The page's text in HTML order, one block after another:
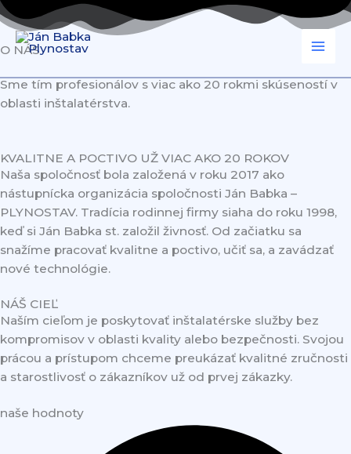
Preskočiť
na
obsah
O NÁS
Sme tím profesionálov s viac ako 20 rokmi skúseností v
oblasti inštalatérstva.
KVALITNE A POCTIVO UŽ VIAC AKO 20 ROKOV
Naša spoločnosť bola založená v roku 2017 ako
nástupnícka organizácia spoločnosti Ján Babka –
PLYNOSTAV. Tradícia rodinnej firmy siaha do roku 1998,
keď si Ján Babka st. založil živnosť. Od začiatku sa
snažíme pracovať kvalitne a poctivo, učiť sa, a zavádzať
nové technológie.
NÁŠ CIEĽ
Naším cieľom je poskytovať inštalatérske služby bez
kompromisov v oblasti kvality alebo bezpečnosti. Svojou
prácou a prístupom chceme preukázať kvalitné zručnosti
a starostlivosť o zákazníkov už od prvej zákazky.
naše hodnoty